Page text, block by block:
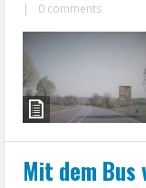
|
0 comments
Mit dem Bus